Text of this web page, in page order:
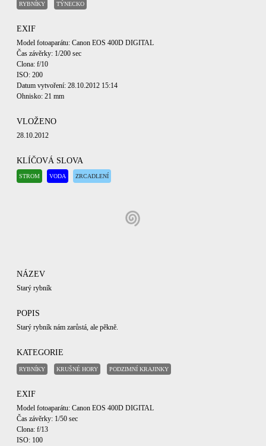
RYBNÍKY TÝNECKO
EXIF
Model fotoaparátu: Canon EOS 400D DIGITAL
Čas závěrky: 1/200 sec
Clona: f/10
ISO: 200
Datum vytvoření: 28.10.2012 15:14
Ohnisko: 21 mm
VLOŽENO
28.10.2012
KLÍČOVÁ SLOVA
STROM VODA ZRCADLENÍ
NÁZEV
Starý rybník
POPIS
Starý rybník nám zarůstá, ale pěkně.
KATEGORIE
RYBNÍKY KRUŠNÉ HORY PODZIMNÍ KRAJINKY
EXIF
Model fotoaparátu: Canon EOS 400D DIGITAL
Čas závěrky: 1/50 sec
Clona: f/13
ISO: 100